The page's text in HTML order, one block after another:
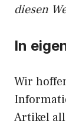
diesen
In
Wir
Artikel